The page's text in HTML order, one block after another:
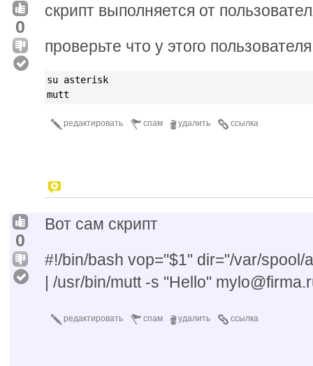
0
скрипт выполняется от
проверьте что у этого
su asterisk
mutt
ссылка
удалить
спам
редактировать
0
Вот сам скрипт
#!/bin/bash vop="$1" dir="/var/spool/
| /usr/bin/mutt -s "Hello"
ссылка
удалить
спам
редактировать